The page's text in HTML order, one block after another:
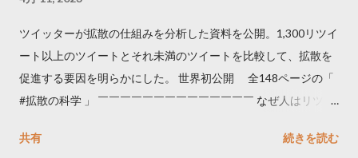
ツイッターが拡散の仕組みを分析した資料を公開。1,300リツイ
ート以上のツイートとそれ未満のツイートを比較して、拡散を
促進する要因を明らかにした。 世界初公開 全148ページの「
#拡散の科学 」 ￣￣￣￣￣￣￣￣￣￣￣￣￣￣ なぜ人はリツイ
学しました。 ー バズの目安は1300リツイート ー 人は16の熱量
共有 続きを読む